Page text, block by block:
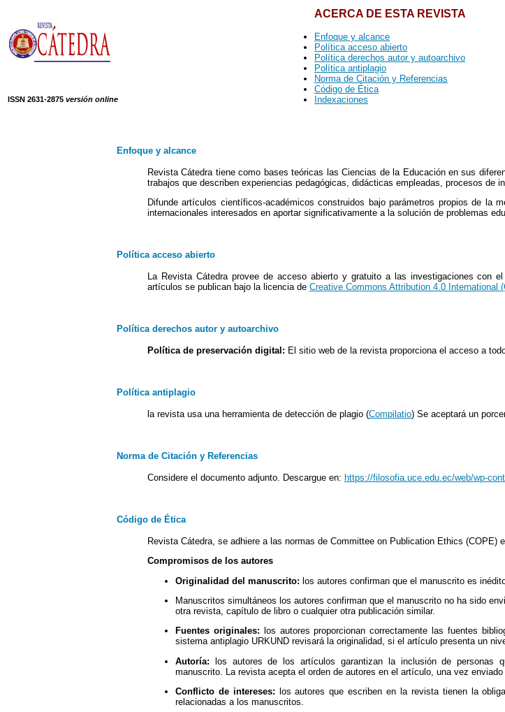
ISSN 2631-2875 versión online
ACERCA DE ESTA REVISTA
Enfoque y alcance
Política acceso abierto
Política derechos autor y autoarchivo
Política antiplagio
Norma de Citación y Referencias
Código de Ética
Indexaciones
Enfoque y alcance
Revista Cátedra tiene como bases teóricas las Ciencias de la Educación en sus
trabajos que describen experiencias pedagógicas, didácticas empleadas, procesos de
Difunde artículos científicos-académicos construidos bajo parámetros propios de la
internacionales interesados en aportar significativamente a la solución de problemas
Política acceso abierto
La Revista Cátedra provee de acceso abierto y gratuito a las investigaciones con
artículos se publican bajo la licencia de Creative Commons Attribution 4.0 International
Política derechos autor y autoarchivo
Política de preservación digital: El sitio web de la revista proporciona el acceso a
Política antiplagio
la revista usa una herramienta de detección de plagio (Compilatio) Se aceptará un
Norma de Citación y Referencias
Considere el documento adjunto. Descargue en: https://filosofia.uce.edu.ec/web/wp-
Código de Ética
Revista Cátedra, se adhiere a las normas de Committee on Publication Ethics (COPE)
Compromisos de los autores
Originalidad del manuscrito: los autores confirman que el manuscrito es
Manuscritos simultáneos los autores confirman que el manuscrito no ha sido
otra revista, capítulo de libro o cualquier otra publicación similar.
Fuentes originales: los autores proporcionan correctamente las fuentes
sistema antiplagio URKUND revisará la originalidad, si el artículo presenta un
Autoría: los autores de los artículos garantizan la inclusión de personas
manuscrito. La revista acepta el orden de autores en el artículo, una vez
Conflicto de intereses: los autores que escriben en la revista tienen la
relacionadas a los manuscritos.